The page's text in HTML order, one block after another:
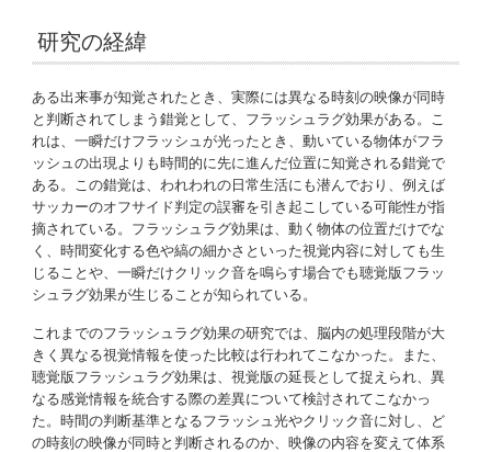
研究の経緯
ある出来事が知覚されたとき、実際には異なる時刻の映像が同時
と判断されてしまう錯覚として、フラッシュラグ効果がある。こ
れは、一瞬だけフラッシュが光ったとき、動いている物体がフラ
ッシュの出現よりも時間的に先に進んだ位置に知覚される錯覚で
ある。この錯覚は、われわれの日常生活にも潜んでおり、例えば
サッカーのオフサイド判定の誤審を引き起こしている可能性が指
摘されている。フラッシュラグ効果は、動く物体の位置だけでな
く、時間変化する色や縞の細かさといった視覚内容に対しても生
じることや、一瞬だけクリック音を鳴らす場合でも聴覚版フラッ
シュラグ効果が生じることが知られている。
これまでのフラッシュラグ効果の研究では、脳内の処理段階が大
きく異なる視覚情報を使った比較は行われてこなかった。また、
聴覚版フラッシュラグ効果は、視覚版の延長として捉えられ、異
なる感覚情報を統合する際の差異について検討されてこなかっ
た。時間の判断基準となるフラッシュ光やクリック音に対し、ど
の時刻の映像が同時と判断されるのか、映像の内容を変えて体系